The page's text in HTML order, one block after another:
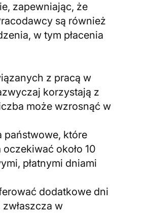
zapewniając, że
są również
w tym płacenia
z pracą w
korzystają z
może wzrosnąć w
państwowe, które
około 10
płatnymi dniami
dodatkowe dni
w